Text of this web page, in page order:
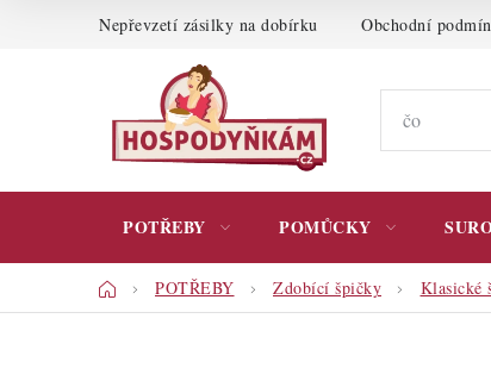
Nepřevzetí zásilky na dobírku Obchodní
POTŘEBY POMŮCKY
DomůPOTŘEBY Zdobící špičky Klasické